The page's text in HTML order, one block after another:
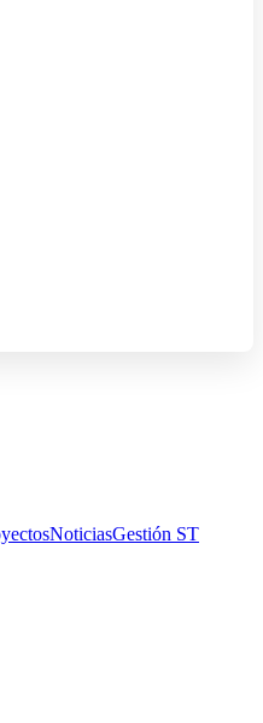
NoticiasGestión ST